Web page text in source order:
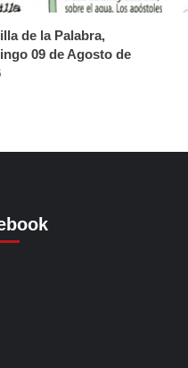
de la Palabra,
09 de Agosto de